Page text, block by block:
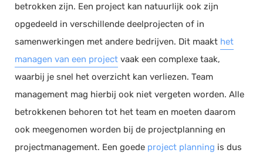
betrokken zijn. Een project kan natuurlijk ook zijn
opgedeeld in verschillende deelprojecten of in
samenwerkingen met andere bedrijven. Dit maakt het
managen van een project vaak een complexe taak,
waarbij je snel het overzicht kan verliezen. Team
management mag hierbij ook niet vergeten worden. Alle
betrokkenen behoren tot het team en moeten daarom
ook meegenomen worden bij de projectplanning en
projectmanagement. Een goede project planning is dus